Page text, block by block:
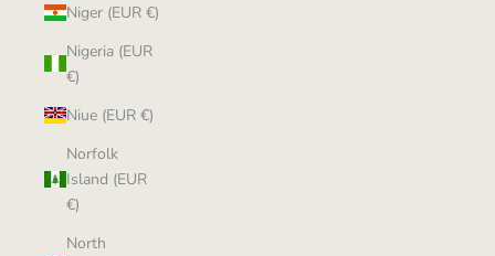
Niger (EUR €)
Nigeria (EUR
€)
Niue (EUR €)
Norfolk
Island (EUR
€)
North